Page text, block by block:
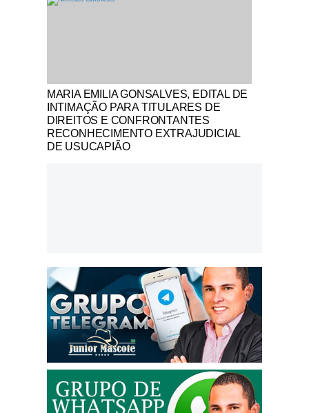
Notícias Católicas
MARIA EMILIA GONSALVES, EDITAL DE
INTIMAÇÃO PARA TITULARES DE
DIREITOS E CONFRONTANTES
RECONHECIMENTO EXTRAJUDICIAL
DE USUCAPIÃO